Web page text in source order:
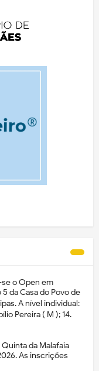
se o Open em
da Casa do Povo de
A nível individual:
Pereira ( M ); 14.
da Malafaia
As inscrições